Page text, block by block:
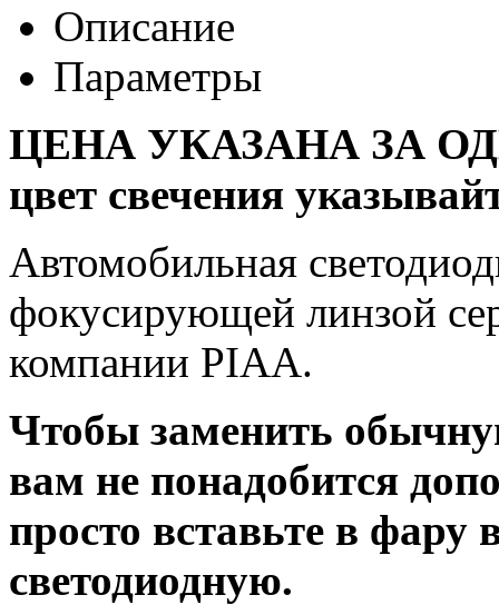
Описание
Параметры
ЦЕНА УКАЗАНА ЗА
цвет свечения
Автомобильная
фокусирующей линзой
компании PIAA.
Чтобы заменить
вам не понадобится
просто вставьте в
светодиодную.